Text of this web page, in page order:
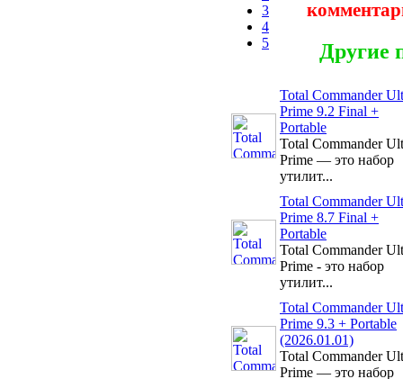
3
4
5
Другие
Total Commander
Prime 9.2 Final +
Portable
Total Commander
Prime — это набор
утилит...
Total Commander
Prime 8.7 Final +
Portable
Total Commander
Prime - это набор
утилит...
Total Commander
Prime 9.3 + Portable
(2026.01.01)
Total Commander
Prime — это набор